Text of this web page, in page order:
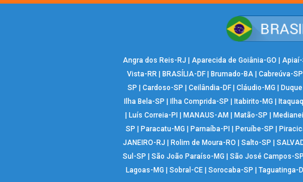
Angra dos Reis-RJ Aparecida de Goiânia-GO Apiaí-
Vista-RR| BRASÍLIA-DF| Brumado-BA| Cabreúva-SP
SP
Cardoso-SP Ceilândia-DF Cláudio-MG
Ilha Bela-SP
Ilha Comprida-SP Itabirito-MG
Luís Correia-PI MANAUS-AM Matão-SP
SP
Paracatu-MG Parnaíba-PI Peruíbe-SP
JANEIRO-RJ
Rolim de Moura-RO Salto-SP
Sul-SP
São João Paraíso-MG São José Campos-SP
Lagoas-MG
Sobral-CE| Sorocaba-SP Taguatinga-